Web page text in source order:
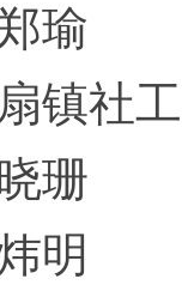
瑜
社工
珊
明